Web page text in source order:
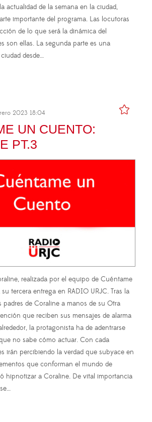
actualidad de la semana en la ciudad,
importante del programa. Las locutoras
de lo que será la dinámica del
son ellas. La segunda parte es una
desde…
2023 18:04
UN CUENTO:
PT.3
realizada por el equipo de Cuéntame
tercera entrega en RADIO URJC. Tras la
padres de Coraline a manos de su Otra
que reciben sus mensajes de alarma
la protagonista ha de adentrarse
no sabe cómo actuar. Con cada
irán percibiendo la verdad que subyace en
que conforman el mundo de
hipnotizar a Coraline. De vital importancia